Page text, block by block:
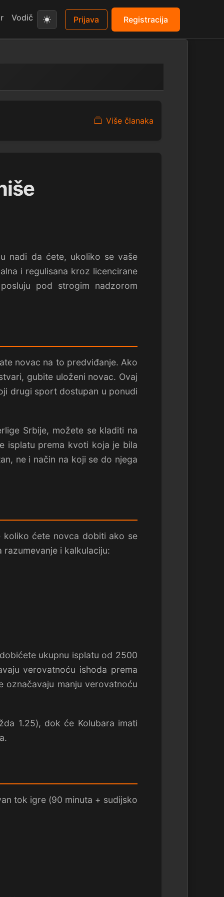
Vodič Prijava Registracija
Više članaka
nadi da ćete, ukoliko se vaše
i regulisana kroz licencirane
pod strogim nadzorom
novac na to predviđanje. Ako
gubite uloženi novac. Ovaj
drugi sport dostupan u ponudi
Srbije, možete se kladiti na
isplatu prema kvoti koja je bila
ne i način na koji se do njega
koliko ćete novca dobiti ako se
i kalkulaciju:
ukupnu isplatu od 2500
verovatnoću ishoda prema
manju verovatnoću
1.25), dok će Kolubara imati
tok igre (90 minuta + sudijsko